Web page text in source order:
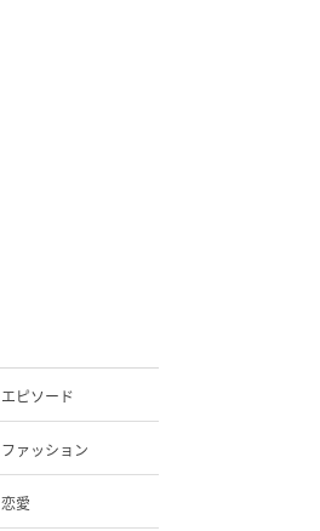
エピソード
ファッション
恋愛